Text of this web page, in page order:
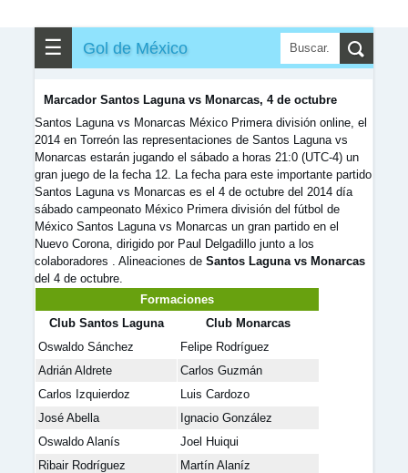
☰ Gol de México
Marcador Santos Laguna vs Monarcas, 4 de octubre
Santos Laguna vs Monarcas México Primera división online, el
2014 en Torreón las representaciones de Santos Laguna vs
Monarcas estarán jugando el sábado a horas 21:0 (UTC-4) un
gran juego de la fecha 12. La fecha para este importante partido
Santos Laguna vs Monarcas es el 4 de octubre del 2014 día
sábado campeonato México Primera división del fútbol de
México Santos Laguna vs Monarcas un gran partido en el
Nuevo Corona, dirigido por Paul Delgadillo junto a los
colaboradores . Alineaciones de Santos Laguna vs Monarcas
del 4 de octubre.
Formaciones
Club Santos Laguna
Club Monarcas
Oswaldo Sánchez
Felipe Rodríguez
Adrián Aldrete
Carlos Guzmán
Carlos Izquierdoz
Luis Cardozo
José Abella
Ignacio González
Oswaldo Alanís
Joel Huiqui
Ribair Rodríguez
Martín Alaníz